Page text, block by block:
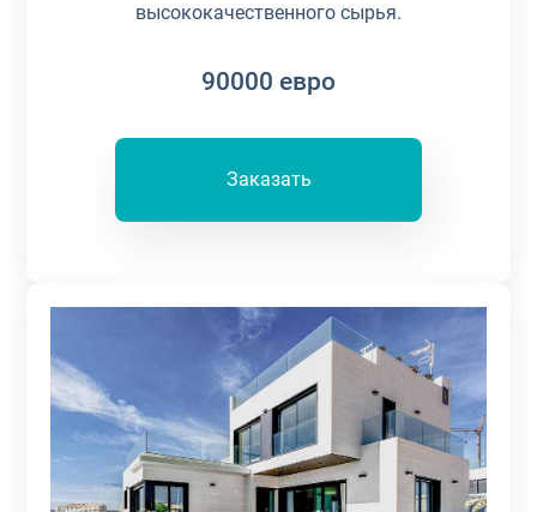
высококачественного сырья.
90000 евро
Заказать